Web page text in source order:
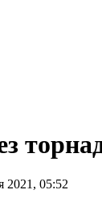
2021, 05:52